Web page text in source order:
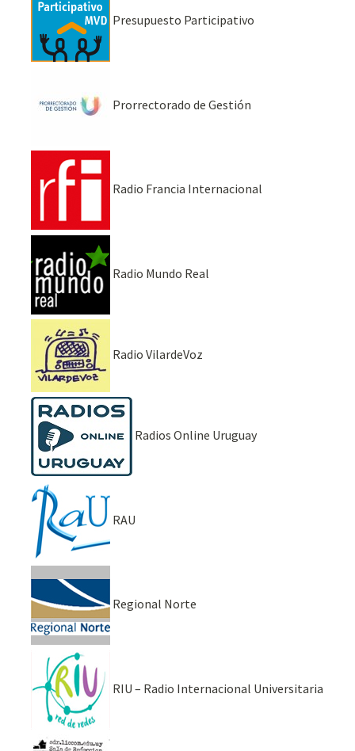
Presupuesto Participativo
Prorrectorado de Gestión
Radio Francia Internacional
Radio Mundo Real
Radio VilardeVoz
Radios Online Uruguay
RAU
Regional Norte
RIU – Radio Internacional Universitaria